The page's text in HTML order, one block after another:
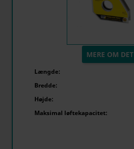
MERE OM DET
Længde:
Bredde:
Højde:
Maksimal løftekapacitet: